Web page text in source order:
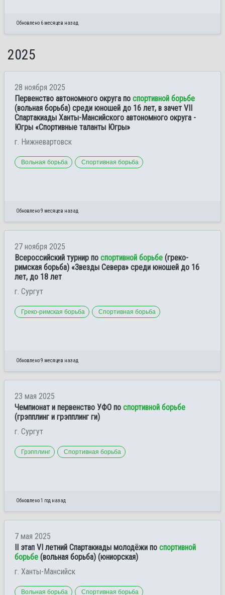
Обновлено 6 месяцев назад
2025
28 ноября 2025
Первенство автономного округа по спортивной борьбе
(вольная борьба) среди юношей до 16 лет, в зачет VII
Спартакиады Ханты-Мансийского автономного округа -
Югры «Спортивные таланты Югры»
г. Нижневартовск
Вольная борьба Спортивная борьба
Обновлено 9 месяцев назад
27 ноября 2025
Всероссийский турнир по спортивной борьбе (греко-
римская борьба) «Звезды Севера» среди юношей до 16
лет, до 18 лет
г. Сургут
Греко-римская борьба Спортивная борьба
Обновлено 9 месяцев назад
23 мая 2025
Чемпионат и первенство УФО по спортивной борьбе
(грэпплинг и грэпплинг ги)
г. Сургут
Грэпплинг Спортивная борьба
Обновлено 1 год назад
7 мая 2025
II этап VI летний Спартакиады молодёжи по спортивной
борьбе (вольная борьба) (юниорская)
г. Ханты-Мансийск
Вольная борьба Спортивная борьба